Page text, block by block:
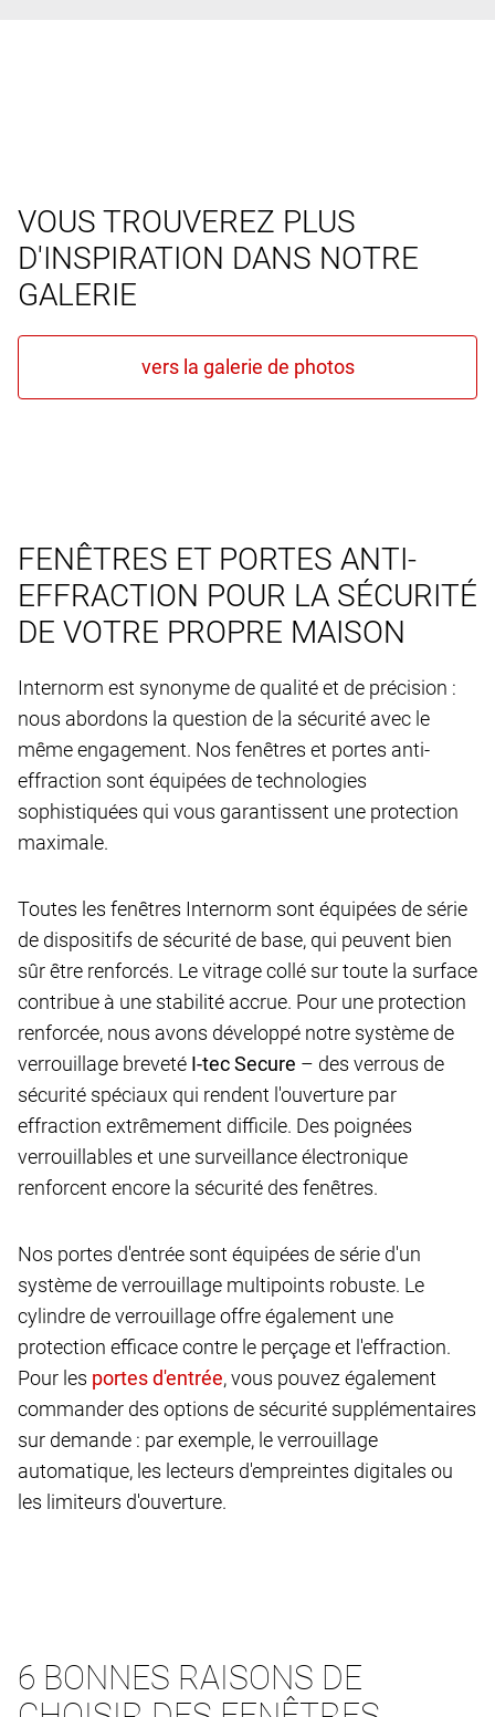
VOUS TROUVEREZ PLUS
D'INSPIRATION DANS NOTRE
GALERIE
FENÊTRES ET PORTES ANTI-
EFFRACTION POUR LA SÉCURITÉ
DE VOTRE PROPRE MAISON
Internorm est synonyme de qualité et de précision :
nous abordons la question de la sécurité avec le
même engagement. Nos fenêtres et portes anti-
effraction sont équipées de technologies
sophistiquées qui vous garantissent une protection
maximale.
Toutes les fenêtres Internorm sont équipées de série
de dispositifs de sécurité de base, qui peuvent bien
sûr être renforcés. Le vitrage collé sur toute la surface
contribue à une stabilité accrue. Pour une protection
renforcée, nous avons développé notre système de
verrouillage breveté I-tec Secure – des verrous de
sécurité spéciaux qui rendent l'ouverture par
effraction extrêmement difficile. Des poignées
verrouillables et une surveillance électronique
renforcent encore la sécurité des fenêtres.
Nos portes d'entrée sont équipées de série d'un
système de verrouillage multipoints robuste. Le
cylindre de verrouillage offre également une
protection efficace contre le perçage et l'effraction.
Pour les
, vous pouvez également
commander des options de sécurité supplémentaires
sur demande : par exemple, le verrouillage
automatique, les lecteurs d'empreintes digitales ou
les limiteurs d'ouverture.
6 BONNES RAISONS DE